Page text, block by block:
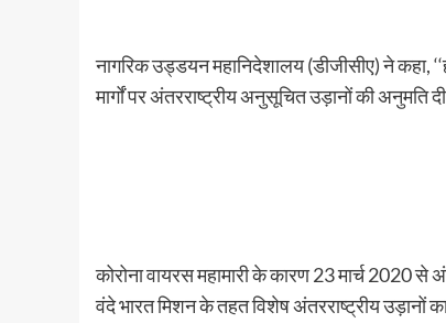
नागरिक उड्डयन महानिदेशालय (डीजीसीए) ने कहा,
मार्गों पर अंतरराष्ट्रीय अनुसूचित उड़ानों की अनुमति
कोरोना वायरस महामारी के कारण 23 मार्च 2020
वंदे भारत मिशन के तहत विशेष अंतरराष्ट्रीय उड़ानों